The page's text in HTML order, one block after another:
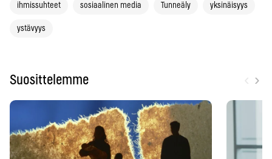
ihmissuhteet sosiaalinen media Tunneäly yksinäisyys
ystävyys
Suosittelemme ›